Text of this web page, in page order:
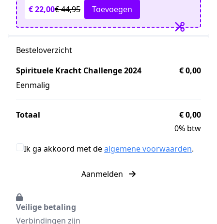
€ 22,00€ 44,95 Toevoegen
Besteloverzicht
Spirituele Kracht Challenge 2024
Eenmalig
€ 0,00
Totaal
€ 0,00
0% btw
Ik ga akkoord met dealgemene voorwaarden.
Aanmelden
Veilige betaling
Verbindingen zijn